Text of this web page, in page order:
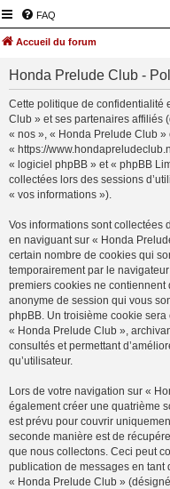
FAQ
Accueil du forum
Honda Prelude Club -
Cette politique de confidentialité
Club » et ses partenaires affiliés
« nos », « Honda Prelude Club »
« https://
« logiciel phpBB » et « phpBB
collectées lors des sessions
« vos informations »).
Vos informations sont collectées
en naviguant sur « Honda
certain nombre de cookies qui
temporairement par le
premiers cookies ne contiennent
anonyme de session qui vous
phpBB. Un troisième cookie
« Honda Prelude Club »,
consultés et permettant
qu’utilisateur.
Lors de votre navigation sur «
également créer une quatrième
est prévu pour couvrir
seconde manière est de
que nous collectons. Ceci peut
publication de messages en tant
« Honda Prelude Club »